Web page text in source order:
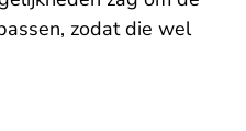
zodat die wel